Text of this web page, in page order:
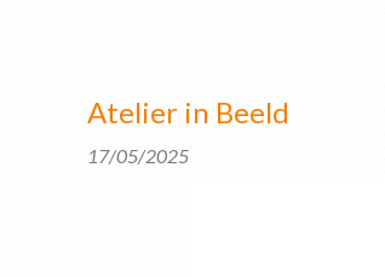
Atelier in Beeld
17/05/2025